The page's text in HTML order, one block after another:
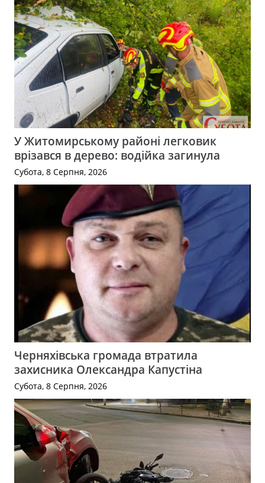
У Житомирському районі легковик
врізався в дерево: водійка загинула
Субота, 8 Серпня, 2026
Черняхівська громада втратила
захисника Олександра Капустіна
Субота, 8 Серпня, 2026